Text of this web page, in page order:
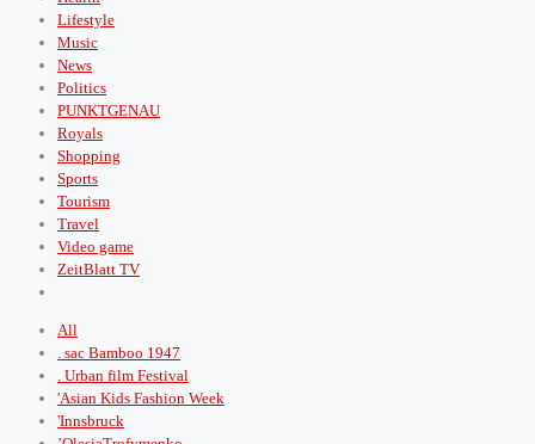
Lifestyle
Music
News
Politics
PUNKTGENAU
Royals
Shopping
Sports
Tourism
Travel
Video game
ZeitBlatt TV
All
. sac Bamboo 1947
. Urban film Festival
'Asian Kids Fashion Week
'Innsbruck